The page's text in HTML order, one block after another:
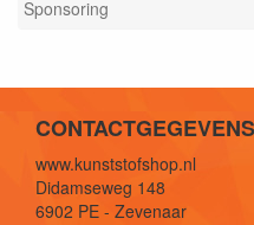
Sponsoring
CONTACTGEGEVENS
www.kunststofshop.nl
Didamseweg 148
6902 PE - Zevenaar